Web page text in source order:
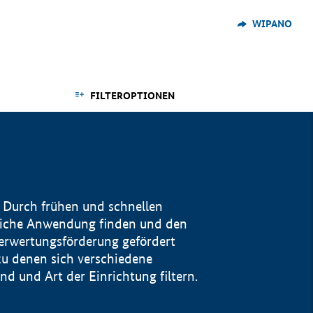
WIPANO
FILTEROPTIONEN
frühen und schnellen
Anwendung finden und den
gefördert
denen sich verschiedene
und Art der Einrichtung filtern.